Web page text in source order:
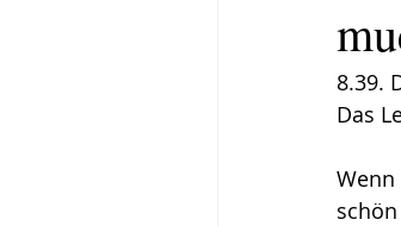
8.39.
Das